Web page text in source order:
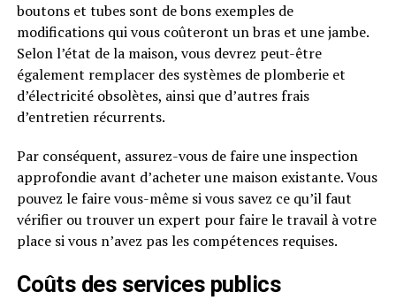
boutons et tubes sont de bons exemples de
modifications qui vous coûteront un bras et une jambe.
Selon l’état de la maison, vous devrez peut-être
également remplacer des systèmes de plomberie et
d’électricité obsolètes, ainsi que d’autres frais
d’entretien récurrents.
Par conséquent, assurez-vous de faire une inspection
approfondie avant d’acheter une maison existante. Vous
pouvez le faire vous-même si vous savez ce qu’il faut
vérifier ou trouver un expert pour faire le travail à votre
place si vous n’avez pas les compétences requises.
Coûts des services publics